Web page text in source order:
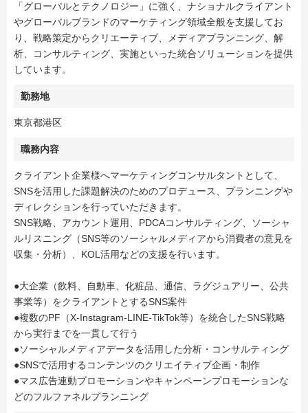
「グローバルとテクノロジー」に強く、ナショナルクライアント
やグローバルブランドのマーケティング領域全般を支援してお
り、戦略策定からクリエーティブ、メディアプランニング、解
析、コンサルティング、実施といった統合ソリューションを提供
しています。
勤務地
東京都港区
職務内容
クライアント企業様へマーケティングコンサルタントとして、
SNSを活用した課題解決のためのプロデュース、プランニングや
ディレクションを行っていただきます。
SNS戦略、アカウント運用、PDCAコンサルティング、ソーシャ
ルリスニング（SNS等のソーシャルメディアから消費者の意見を
収集・分析）、KOL活用などの支援を行います。
●大企業（飲料、自動車、化粧品、通信、ラグジュアリー、公共
事業等）をクライアントとするSNS案件
●複数のPF（X-Instagram-LINE-TikTok等）を統合したSNS戦略
から実行までを一貫して行う
●ソーシャルメディアデータを活用した分析・コンサルティング
●SNSで活用するコンテンツのクリエイティブ企画・制作
●マス広告連動プロモーションやキャンペーンプロモーションな
どのフルファネルプランニング